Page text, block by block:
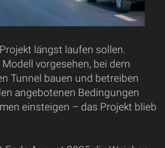
längst laufen sollen.
vorgesehen, bei dem
Tunnel bauen und betreiben
angebotenen Bedingungen
einsteigen – das Projekt blieb